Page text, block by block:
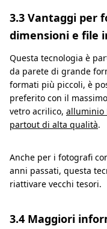
3.3 Vantaggi per
dimensioni e file
Questa tecnologia è
da parete di grande
formati più piccoli, è
preferito con il
vetro acrilico, alluminio
partout di alta qualità.
Anche per i fotografi
anni passati, questa
riattivare vecchi tesori.
3.4 Maggiori